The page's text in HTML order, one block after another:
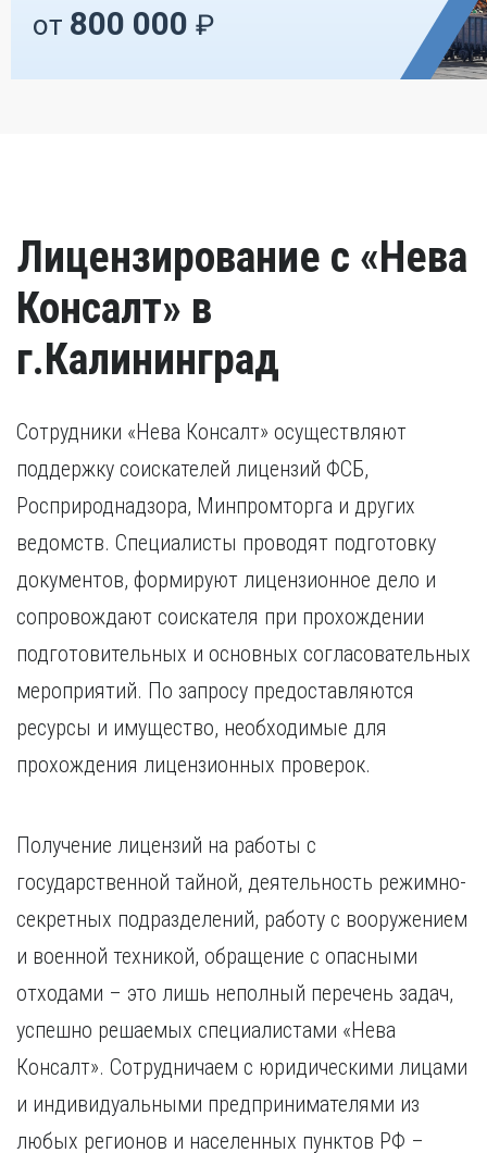
от 800 000 ₽
Лицензирование с «Нева
Консалт» в
г.Калининград
Сотрудники «Нева Консалт» осуществляют
поддержку соискателей лицензий ФСБ,
Росприроднадзора, Минпромторга и других
ведомств. Специалисты проводят подготовку
документов, формируют лицензионное дело и
сопровождают соискателя при прохождении
подготовительных и основных согласовательных
мероприятий. По запросу предоставляются
ресурсы и имущество, необходимые для
прохождения лицензионных проверок.
Получение лицензий на работы с
государственной тайной, деятельность режимно-
секретных подразделений, работу с вооружением
и военной техникой, обращение с опасными
отходами – это лишь неполный перечень задач,
успешно решаемых специалистами «Нева
Консалт». Сотрудничаем с юридическими лицами
и индивидуальными предпринимателями из
любых регионов и населенных пунктов РФ –